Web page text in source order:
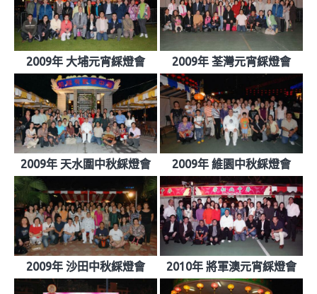
2009年 大埔元宵綵燈會 2009年 荃灣元宵綵燈會
2009年 天水圍中秋綵燈會 2009年 維園中秋綵燈會
2009年 沙田中秋綵燈會 2010年 將軍澳元宵綵燈會